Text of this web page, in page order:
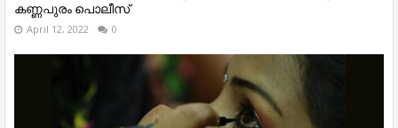
കണ്ണപുരം പൊലീസ്
April 12, 2022 0